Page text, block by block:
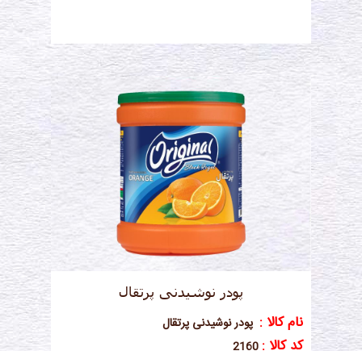
پودر نوشیدنی پرتقال
نام کالا : پودر نوشیدنی پرتقال
کد کالا :